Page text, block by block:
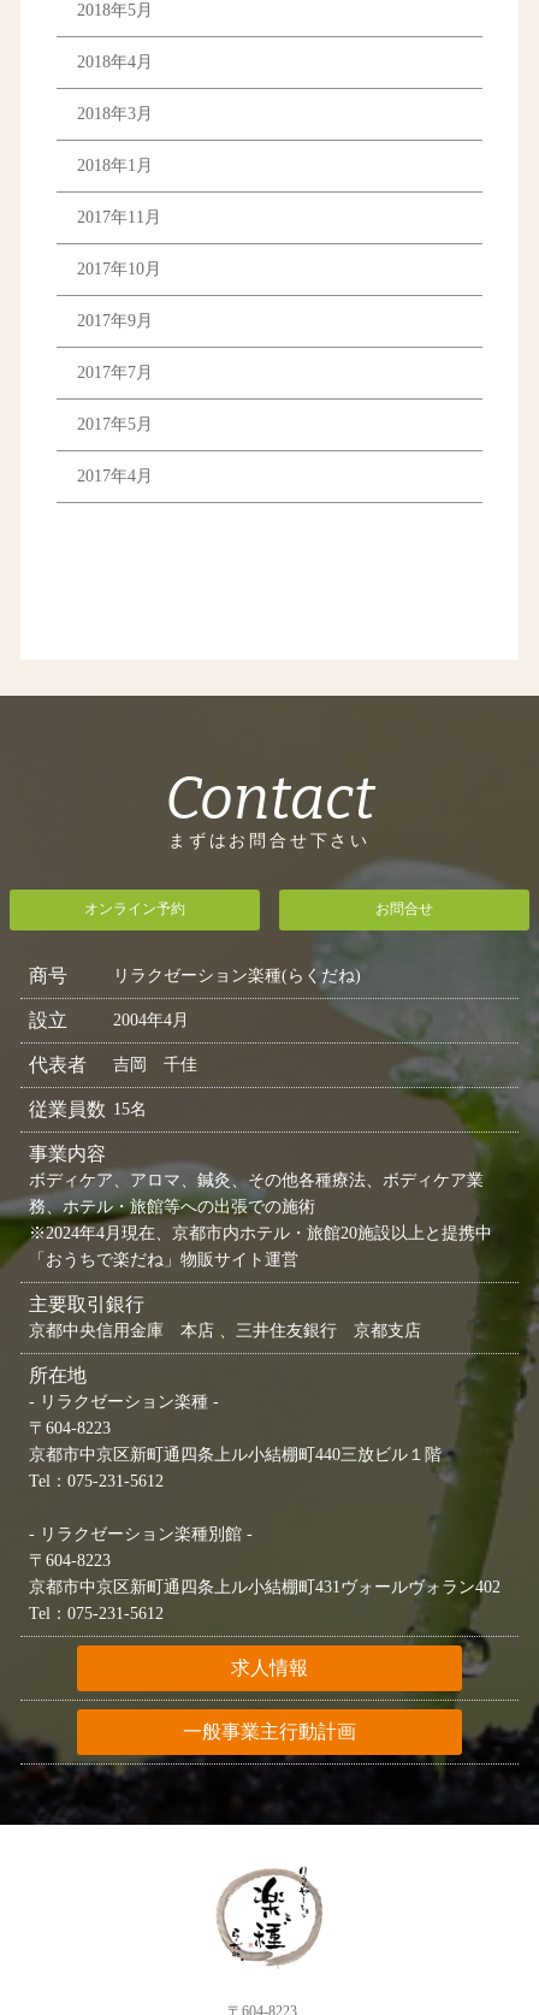
2018年5月
2018年4月
2018年3月
2018年1月
2017年11月
2017年10月
2017年9月
2017年7月
2017年5月
2017年4月
Contact
まずはお問合せ下さい
オンライン予約 お問合せ
商号 リラクゼーション楽種(らくだね)
設立 2004年4月
代表者 吉岡 千佳
従業員数 15名
事業内容
ボディケア、アロマ、鍼灸、その他各種療法、ボディケア業
務、ホテル・旅館等への出張での施術
※2024年4月現在、京都市内ホテル・旅館20施設以上と提携中
「おうちで楽だね」物販サイト運営
主要取引銀行
京都中央信用金庫 本店 、三井住友銀行 京都支店
所在地
- リラクゼーション楽種 -
〒604-8223
京都市中京区新町通四条上ル小結棚町440三放ビル１階
Tel：075-231-5612
- リラクゼーション楽種別館 -
〒604-8223
京都市中京区新町通四条上ル小結棚町431ヴォールヴォラン402
Tel：075-231-5612
求人情報
一般事業主行動計画